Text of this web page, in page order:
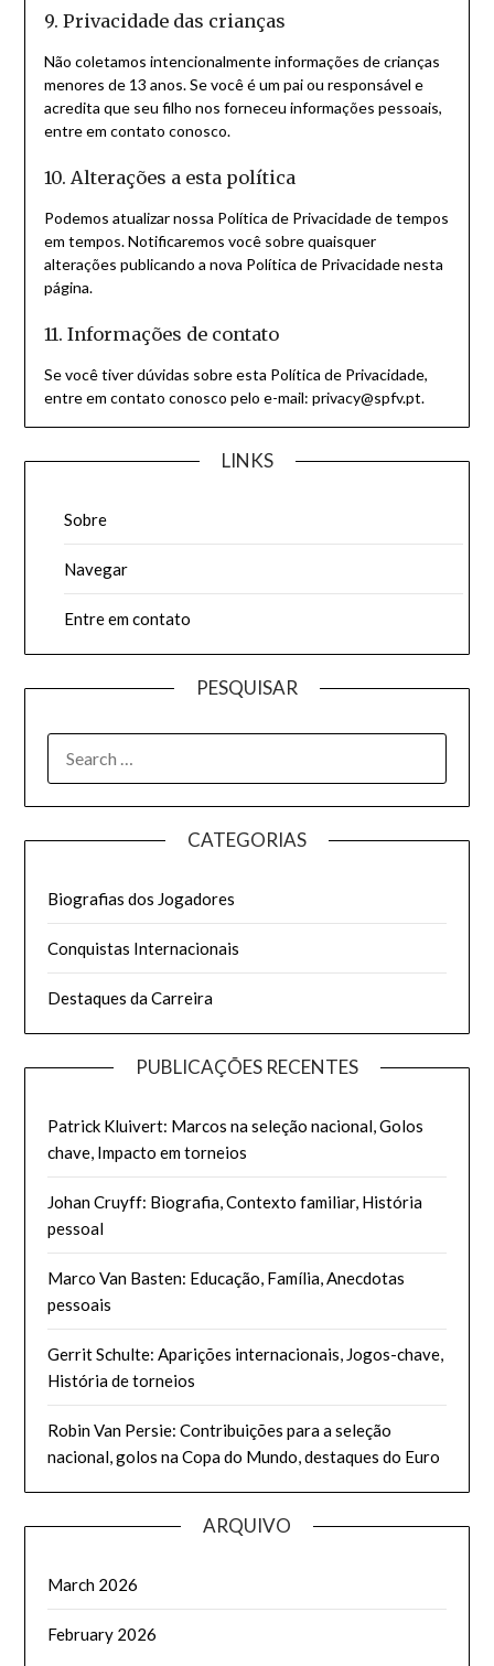
9. Privacidade das crianças
Não coletamos intencionalmente informações de crianças
menores de 13 anos. Se você é um pai ou responsável e
acredita que seu filho nos forneceu informações pessoais,
entre em contato conosco.
10. Alterações a esta política
Podemos atualizar nossa Política de Privacidade de tempos
em tempos. Notificaremos você sobre quaisquer
alterações publicando a nova Política de Privacidade nesta
página.
11. Informações de contato
Se você tiver dúvidas sobre esta Política de Privacidade,
entre em contato conosco pelo e-mail: privacy@spfv.pt.
LINKS
Sobre
Navegar
Entre em contato
PESQUISAR
FOR:
CATEGORIAS
Biografias dos Jogadores
Conquistas Internacionais
Destaques da Carreira
PUBLICAÇÕES RECENTES
Patrick Kluivert: Marcos na seleção nacional, Golos
chave, Impacto em torneios
Johan Cruyff: Biografia, Contexto familiar, História
pessoal
Marco Van Basten: Educação, Família, Anecdotas
pessoais
Gerrit Schulte: Aparições internacionais, Jogos-chave,
História de torneios
Robin Van Persie: Contribuições para a seleção
nacional, golos na Copa do Mundo, destaques do Euro
ARQUIVO
March 2026
February 2026